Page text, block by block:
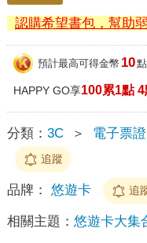
認購希望書包，幫助
預計最高可得金幣 10點
HAPPY GO享100累1點
分類： 3C ＞ 電子票證
追蹤
品牌： 悠遊卡 追
相關主題： 悠遊卡大集